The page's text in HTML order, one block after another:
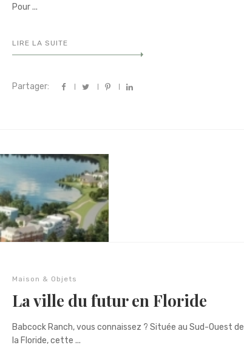
Pour ...
LIRE LA SUITE
Partager:
Maison & Objets
La ville du futur en Floride
Babcock Ranch, vous connaissez ? Située au Sud-Ouest de
la Floride, cette ...